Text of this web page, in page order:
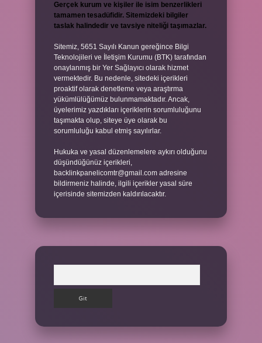
Gerçek kurum ve kişiler ile isim benzerlikleri
tamamen tesadüfidir. Sitemizdeki bilgiler
taslak halindedir ve tavsiye niteliği taşımazlar.
Sitemiz, 5651 Sayılı Kanun gereğince Bilgi
Teknolojileri ve İletişim Kurumu (BTK) tarafından
onaylanmış bir Yer Sağlayıcı olarak hizmet
vermektedir. Bu nedenle, sitedeki içerikleri
proaktif olarak denetleme veya araştırma
yükümlülüğümüz bulunmamaktadır. Ancak,
üyelerimiz yazdıkları içeriklerin sorumluluğunu
taşımakta olup, siteye üye olarak bu
sorumluluğu kabul etmiş sayılırlar.
Hukuka ve yasal düzenlemelere aykırı olduğunu
düşündüğünüz içerikleri,
backlinkpanelicomtr@gmail.com adresine
bildirmeniz halinde, ilgili içerikler yasal süre
içerisinde sitemizden kaldırılacaktır.